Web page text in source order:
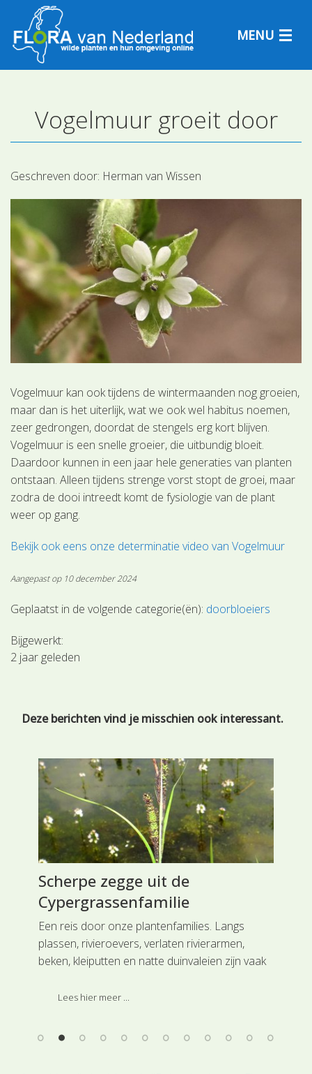
MENU
Plantensoorten
Plantengemeenschappen
Determineren
Vogelmuur groeit door
Geschreven door: Herman van Wissen
Vogelmuur kan ook tijdens de wintermaanden nog groeien,
maar dan is het uiterlijk, wat we ook wel habitus noemen,
zeer gedrongen, doordat de stengels erg kort blijven.
Vogelmuur is een snelle groeier, die uitbundig bloeit.
Daardoor kunnen in een jaar hele generaties van planten
ontstaan. Alleen tijdens strenge vorst stopt de groei, maar
zodra de dooi intreedt komt de fysiologie van de plant
weer op gang.
Bekijk ook eens onze determinatie video van Vogelmuur
Aangepast op 10 december 2024
Geplaatst in de volgende categorie(ën): doorbloeiers
Bijgewerkt:
2 jaar geleden
Deze berichten vind je misschien ook interessant.
Scherpe zegge uit de
Cypergrassenfamilie
Een reis door onze plantenfamilies. Langs
plassen, rivieroevers, verlaten rivierarmen,
beken, kleiputten en natte duinvaleien zijn vaak
zegge (SL0211) uit de Cypergrassenfamilie.
Grasachtigen.
Lees hier meer ...